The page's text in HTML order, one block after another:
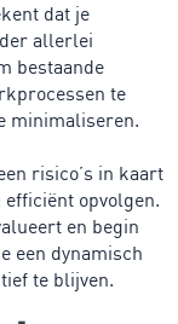
dat je
allerlei
bestaande
te
minimaliseren.
risico’s in kaart
opvolgen.
en begin
een dynamisch
te blijven.